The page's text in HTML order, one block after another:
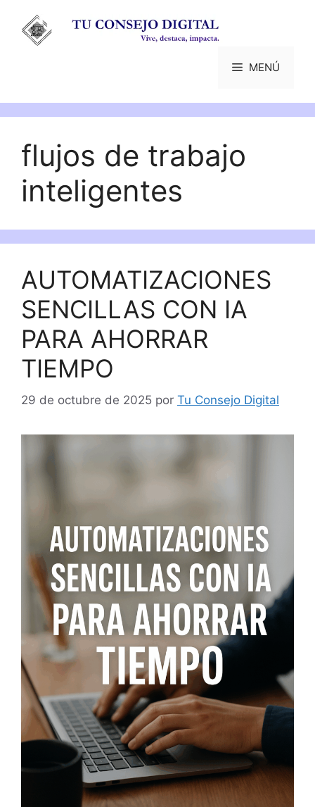
contenido
MENÚ
flujos de trabajo
inteligentes
AUTOMATIZACIONES
SENCILLAS CON IA
PARA AHORRAR
TIEMPO
29 de octubre de 2025 por Tu Consejo Digital